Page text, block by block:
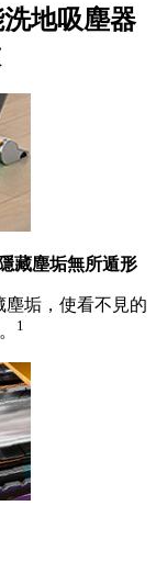
地吸塵器
藏塵垢無所遁形
塵垢，使看不見的
1